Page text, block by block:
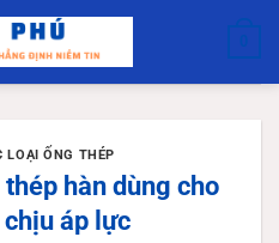
0
LOẠI ỐNG THÉP
hàn dùng cho
áp lực